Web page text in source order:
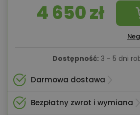
4 650 zł
Dostępność: 3 - 5 dni
Darmowa dostawa
Bezpłatny zwrot i wymiana